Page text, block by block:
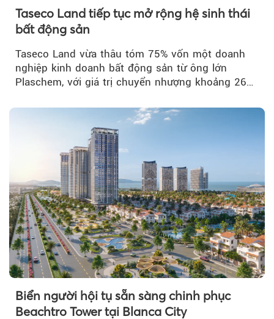
Taseco Land tiếp tục mở rộng hệ sinh thái
bất động sản
Taseco Land vừa thâu tóm 75% vốn một doanh
nghiệp kinh doanh bất động sản từ ông lớn
Plaschem, với giá trị chuyển nhượng khoảng 262
Biển người hội tụ sẵn sàng chinh phục
Beachtro Tower tại Blanca City